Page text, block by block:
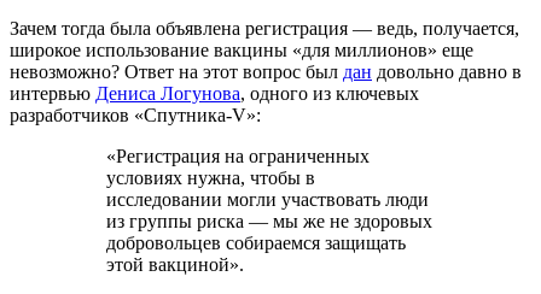
Зачем тогда была объявлена регистрация — ведь, получается,
широкое использование вакцины «для миллионов» еще
невозможно? Ответ на этот вопрос был дан довольно давно в
интервью Дениса Логунова, одного из ключевых
разработчиков «Спутника-V»:
«Регистрация на ограниченных
условиях нужна, чтобы в
исследовании могли участвовать люди
из группы риска — мы же не здоровых
добровольцев собираемся защищать
этой вакциной».